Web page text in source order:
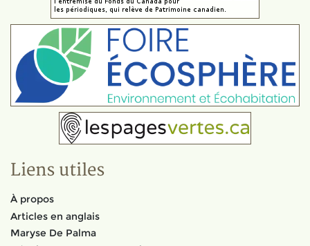
Liens utiles
À propos
Articles en anglais
Maryse De Palma